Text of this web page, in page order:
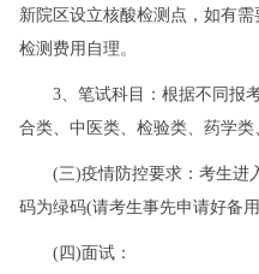
新院区设立核酸检测点，如有需
检测费用自理。
3、笔试科目：根据不同报考
合类、中医类、检验类、药学类
(三)疫情防控要求：考生进
码为绿码(请考生事先申请好备
(四)面试：